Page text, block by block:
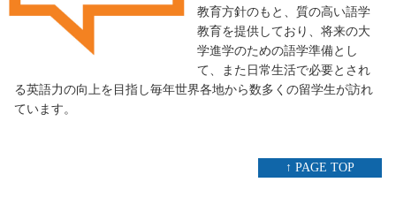
教育方針のもと、質の高い語学
教育を提供しており、将来の大
学進学のための語学準備とし
て、また日常生活で必要とされ
る英語力の向上を目指し毎年世界各地から数多くの留学生が訪れ
ています。
↑ PAGE TOP